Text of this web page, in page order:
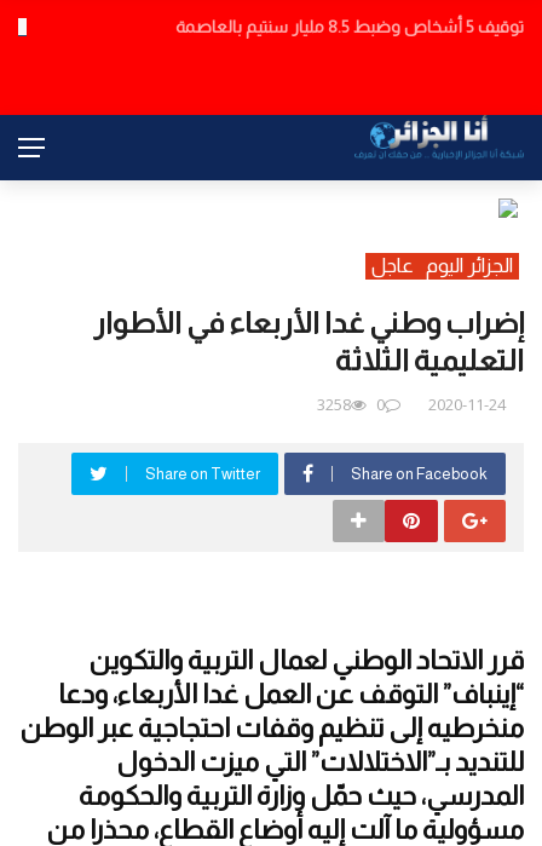
عاجل6 وفيات وجريحين في حادث مرور مروع بعين الذهب تيارت
الجزائر اليوم عاجل
إضراب وطني غدا الأربعاء في الأطوار
التعليمية الثلاثة
2020-11-24
0
3258
Share on Facebook
Share on Twitter
قرر الاتحاد الوطني لعمال التربية والتكوين
“إينباف” التوقف عن العمل غدا الأربعاء، ودعا
منخرطيه إلى تنظيم وقفات احتجاجية عبر الوطن
للتنديد بـ”الاختلالات” التي ميزت الدخول
المدرسي، حيث حمّل وزارة التربية والحكومة
مسؤولية ما آلت إليه أوضاع القطاع، محذرا من